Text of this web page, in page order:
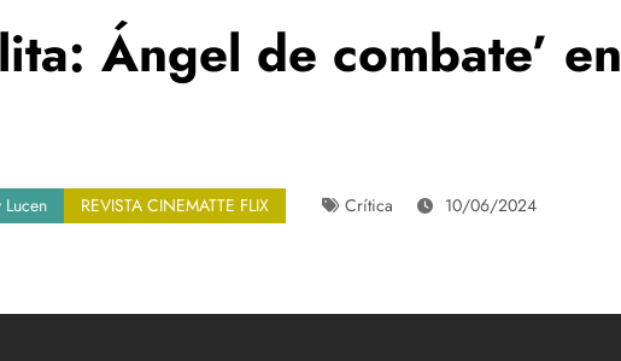
Ángel de combate’ en
Lucen REVISTA CINEMATTE FLIX Crítica 10/06/2024